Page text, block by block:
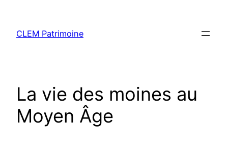
CLEM Patrimoine
La vie des moines au
Moyen Âge